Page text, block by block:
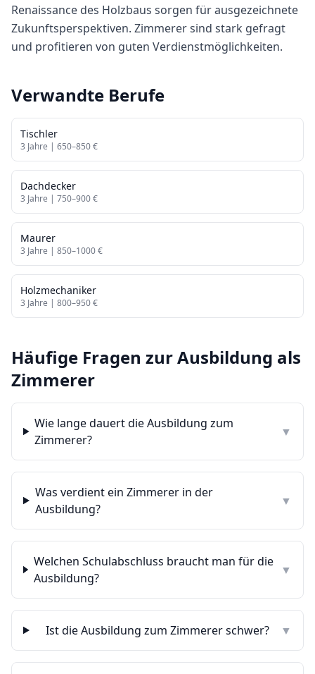
Renaissance des Holzbaus sorgen für ausgezeichnete
Zukunftsperspektiven. Zimmerer sind stark gefragt
und profitieren von guten Verdienstmöglichkeiten.
Verwandte Berufe
Tischler
3 Jahre | 650–850€
Dachdecker
3 Jahre | 750–900€
Maurer
3 Jahre | 850–1000€
Holzmechaniker
3 Jahre | 800–950€
Häufige Fragen zur Ausbildung als
Zimmerer
Wie lange dauert die Ausbildung zum
Zimmerer?
▼
Was verdient ein Zimmerer in der
Ausbildung?
▼
Welchen Schulabschluss braucht man für die
Ausbildung?
▼
Ist die Ausbildung zum Zimmerer schwer? ▼